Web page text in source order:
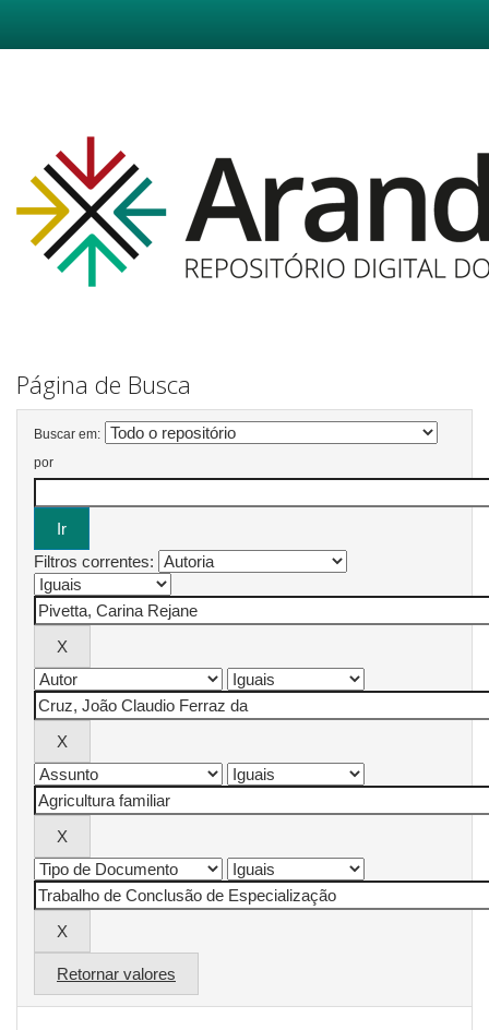
Página de Busca
Buscar em:
por
Filtros correntes:
Retornar valores